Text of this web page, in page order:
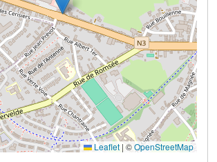
Leaflet | ©OpenStreetMap